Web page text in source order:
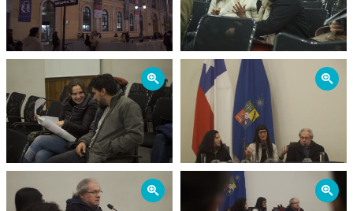
Zoom
Zoom Zoom